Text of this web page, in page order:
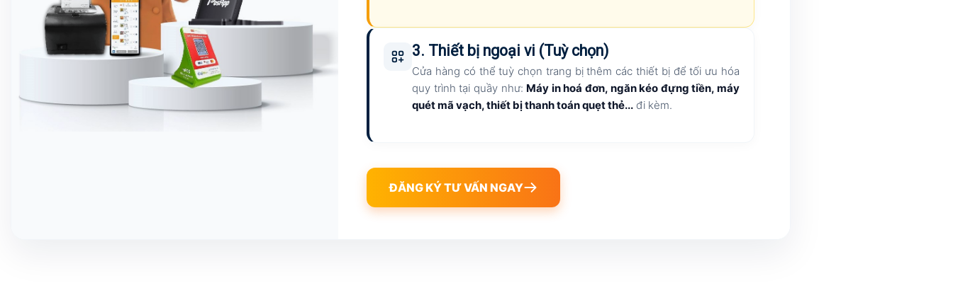
3. Thiết bị ngoại vi (Tuỳ chọn)
Cửa hàng có thể tuỳ chọn trang bị thêm các thiết bị để tối ưu hóa
quy trình tại quầy như: Máy in hoá đơn, ngăn kéo đựng tiền, máy
quét mã vạch, thiết bị thanh toán quẹt thẻ... đi kèm.
ĐĂNG KÝ TƯ VẤN NGAY